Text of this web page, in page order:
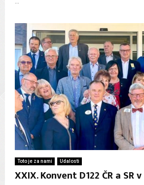
Toto je za nami Udalosti
XXIX. Konvent D122 ČR a SR